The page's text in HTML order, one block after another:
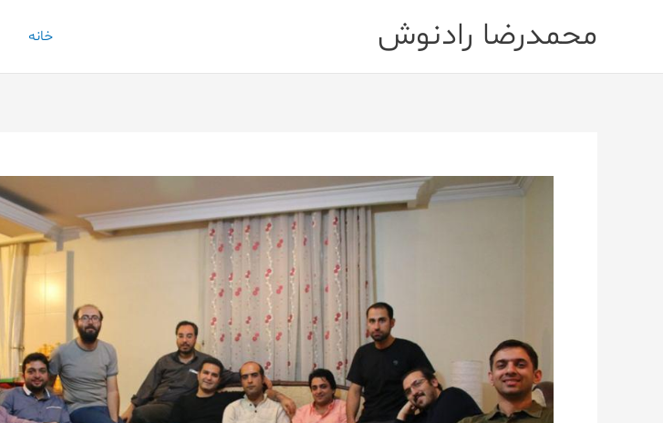
محمدرضا رادنوش خانه